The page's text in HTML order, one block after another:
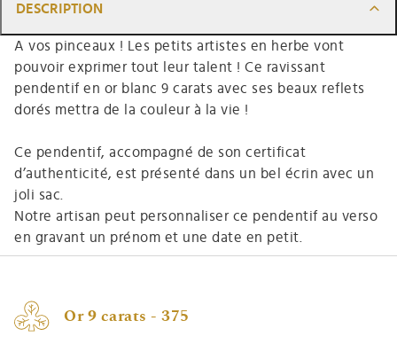
DESCRIPTION
A vos pinceaux ! Les petits artistes en herbe vont
pouvoir exprimer tout leur talent ! Ce ravissant
pendentif en or blanc 9 carats avec ses beaux reflets
dorés mettra de la couleur à la vie !
Ce pendentif, accompagné de son certificat
d’authenticité, est présenté dans un bel écrin avec un
joli sac.
Notre artisan peut personnaliser ce pendentif au verso
en gravant un prénom et une date en petit.
Or 9 carats - 375